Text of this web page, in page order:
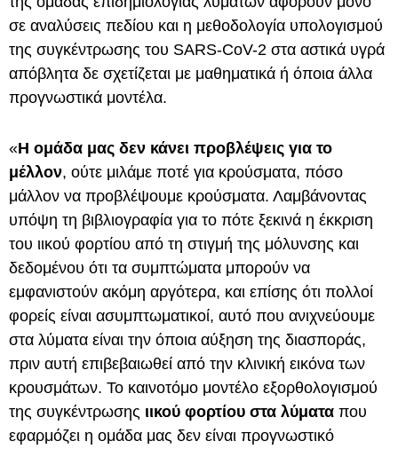
σε αναλύσεις πεδίου και η μεθοδολογία υπολογισμού
της συγκέντρωσης του SARS-CoV-2 στα αστικά υγρά
απόβλητα δε σχετίζεται με μαθηματικά ή όποια άλλα
προγνωστικά μοντέλα.
«Η ομάδα μας δεν κάνει προβλέψεις για το
μέλλον, ούτε μιλάμε ποτέ για κρούσματα, πόσο
μάλλον να προβλέψουμε κρούσματα. Λαμβάνοντας
υπόψη τη βιβλιογραφία για το πότε ξεκινά η έκκριση
του ιικού φορτίου από τη στιγμή της μόλυνσης και
δεδομένου ότι τα συμπτώματα μπορούν να
εμφανιστούν ακόμη αργότερα, και επίσης ότι πολλοί
φορείς είναι ασυμπτωματικοί, αυτό που ανιχνεύουμε
στα λύματα είναι την όποια αύξηση της διασποράς,
πριν αυτή επιβεβαιωθεί από την κλινική εικόνα των
κρουσμάτων. Το καινοτόμο μοντέλο εξορθολογισμού
της συγκέντρωσης ιικού φορτίου στα λύματα που
εφαρμόζει η ομάδα μας δεν είναι προγνωστικό